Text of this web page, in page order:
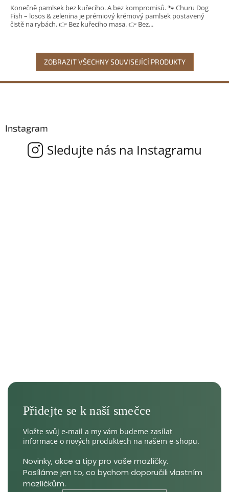
Konečně pamlsek bez kuřecího. A bez kompromisů. 🐾 Churu Dog
Fish – losos & zelenina je prémiový krémový pamlsek postavený
čistě na rybách. 👉 Bez kuřecího masa. 👉 Bez...
ZOBRAZIT VŠECHNY SOUVISEJÍCÍ PRODUKTY
Instagram
Vložte svůj e-mail a my vám budeme zasílat
informace o nových produktech na našem e-shopu.